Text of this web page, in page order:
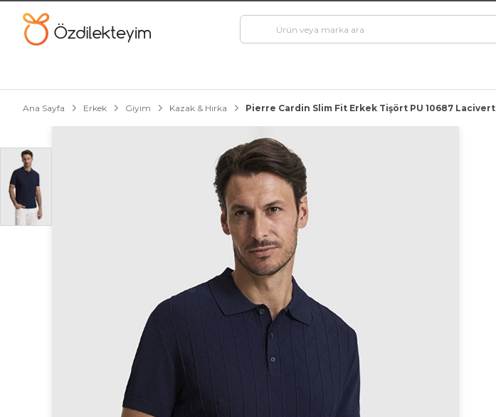
Ana Sayfa Erkek Giyim Kazak & Hırka Pierre Cardin Slim Fit Erkek Tişört PU 10687 Lacivert